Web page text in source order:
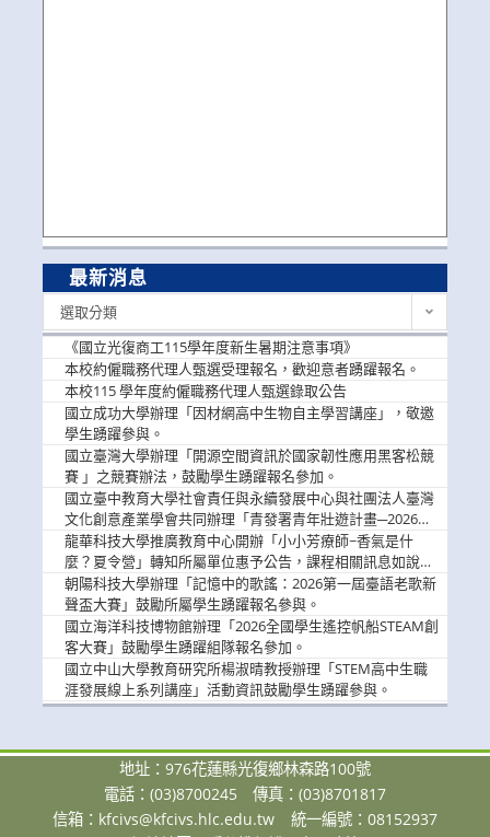
最新消息
選取分類
《國立光復商工115學年度新生暑期注意事項》
本校約僱職務代理人甄選受理報名，歡迎意者踴躍報名。
本校115 學年度約僱職務代理人甄選錄取公告
國立成功大學辦理「因材網高中生物自主學習講座」，敬邀
學生踴躍參與。
國立臺灣大學辦理「開源空間資訊於國家韌性應用黑客松競
賽 」之競賽辦法，鼓勵學生踴躍報名參加。
國立臺中教育大學社會責任與永續發展中心與社團法人臺灣
文化創意產業學會共同辦理「青發署青年壯遊計畫─2026臺
中舊城都市建築文化體驗」活動，敬邀學生踴躍報名參加，
公告周知。
龍華科技大學推廣教育中心開辦「小小芳療師~香氣是什
麼？夏令營」轉知所屬單位惠予公告，課程相關訊息如說
明。
朝陽科技大學辦理「記憶中的歌謠：2026第一屆臺語老歌新
聲盃大賽」鼓勵所屬學生踴躍報名參與。
國立海洋科技博物館辦理「2026全國學生遙控帆船STEAM創
客大賽」鼓勵學生踴躍組隊報名參加。
國立中山大學教育研究所楊淑晴教授辦理「STEM高中生職
涯發展線上系列講座」活動資訊鼓勵學生踴躍參與。
地址：976花蓮縣光復鄉林森路100號
電話：(03)8700245
傳真：(03)8701817
信箱： kfcivs@kfcivs.hlc.edu.tw
統一編號：08152937